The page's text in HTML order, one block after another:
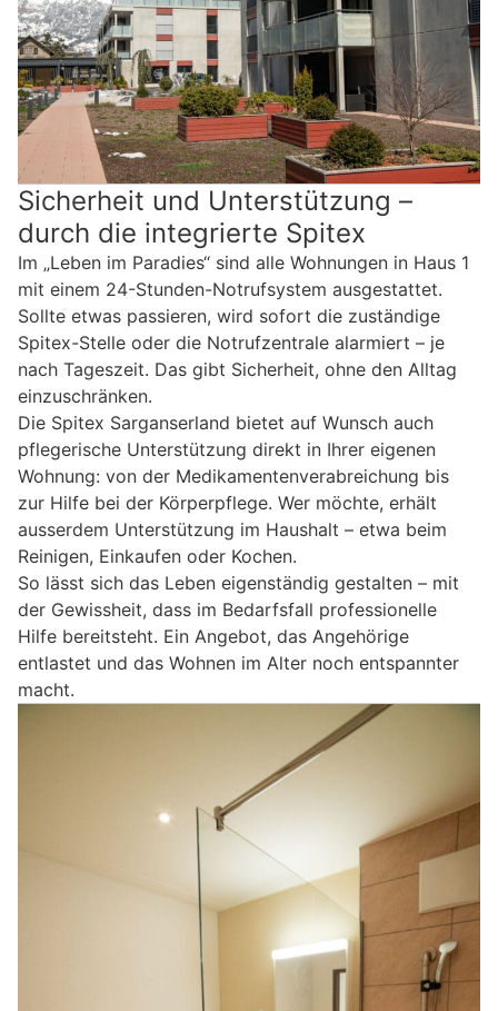
Sicherheit und Unterstützung –
durch die integrierte Spitex
Im „Leben im Paradies“ sind alle Wohnungen in Haus 1
mit einem 24-Stunden-Notrufsystem ausgestattet.
Sollte etwas passieren, wird sofort die zuständige
Spitex-Stelle oder die Notrufzentrale alarmiert – je
nach Tageszeit. Das gibt Sicherheit, ohne den Alltag
einzuschränken.
Die Spitex Sarganserland bietet auf Wunsch auch
pflegerische Unterstützung direkt in Ihrer eigenen
Wohnung: von der Medikamentenverabreichung bis
zur Hilfe bei der Körperpflege. Wer möchte, erhält
ausserdem Unterstützung im Haushalt – etwa beim
Reinigen, Einkaufen oder Kochen.
So lässt sich das Leben eigenständig gestalten – mit
der Gewissheit, dass im Bedarfsfall professionelle
Hilfe bereitsteht. Ein Angebot, das Angehörige
entlastet und das Wohnen im Alter noch entspannter
macht.